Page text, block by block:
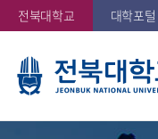
전북대학교 대학포털